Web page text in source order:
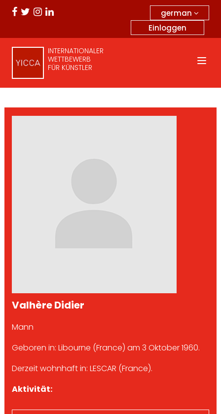
german
Einloggen
INTERNATIONALER
WETTBEWERB
FÜR KÜNSTLER
Valhère Didier
Mann
Geboren in: Libourne (France) am 3 Oktober 1960.
Derzeit wohnhaft in: LESCAR (France).
Aktivität: